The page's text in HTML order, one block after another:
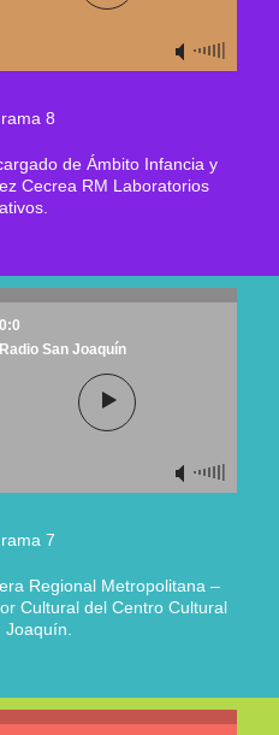
8
de Ámbito Infancia y
Cecrea RM Laboratorios
0:0
Radio San Joaquín
7
Regional Metropolitana –
Cultural del Centro Cultural